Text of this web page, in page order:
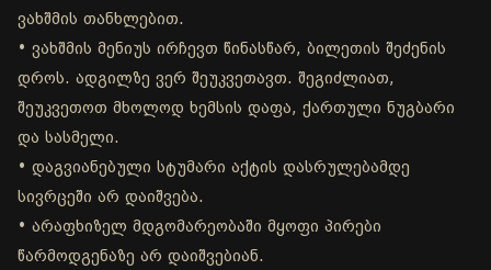
ვახშმის თანხლებით.
• ვახშმის მენიუს ირჩევთ წინასწარ, ბილეთის შეძენის
დროს. ადგილზე ვერ შეუკვეთავთ. შეგიძლიათ,
შეუკვეთოთ მხოლოდ ხემსის დაფა, ქართული ნუგბარი
და სასმელი.
• დაგვიანებული სტუმარი აქტის დასრულებამდე
სივრცეში არ დაიშვება.
• არაფხიზელ მდგომარეობაში მყოფი პირები
წარმოდგენაზე არ დაიშვებიან.